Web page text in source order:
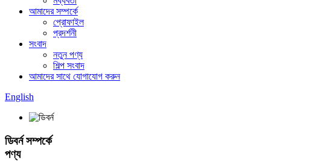
আমাদের সম্পর্কে
প্রোফাইল
প্রদর্শনী
সংবাদ
নতুন পণ্য
শিল্প সংবাদ
আমাদের সাথে যোগাযোগ করুন
English
ডিবর্ন সম্পর্কে
পণ্য